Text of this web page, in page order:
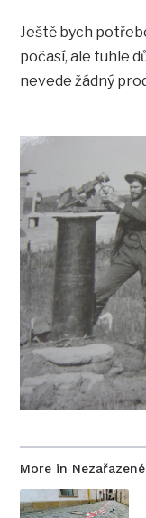
More in
Ještě bych
počasí, ale tuhle
nevede žádný